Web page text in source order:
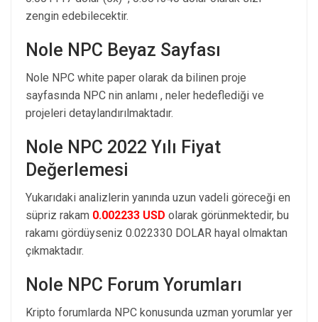
zengin edebilecektir.
Nole NPC Beyaz Sayfası
Nole NPC white paper olarak da bilinen proje
sayfasında NPC nin anlamı , neler hedeflediği ve
projeleri detaylandırılmaktadır.
Nole NPC 2022 Yılı Fiyat
Değerlemesi
Yukarıdaki analizlerin yanında uzun vadeli göreceği en
süpriz rakam 0.002233 USD olarak görünmektedir, bu
rakamı gördüyseniz 0.022330 DOLAR hayal olmaktan
çıkmaktadır.
Nole NPC Forum Yorumları
Kripto forumlarda NPC konusunda uzman yorumlar yer